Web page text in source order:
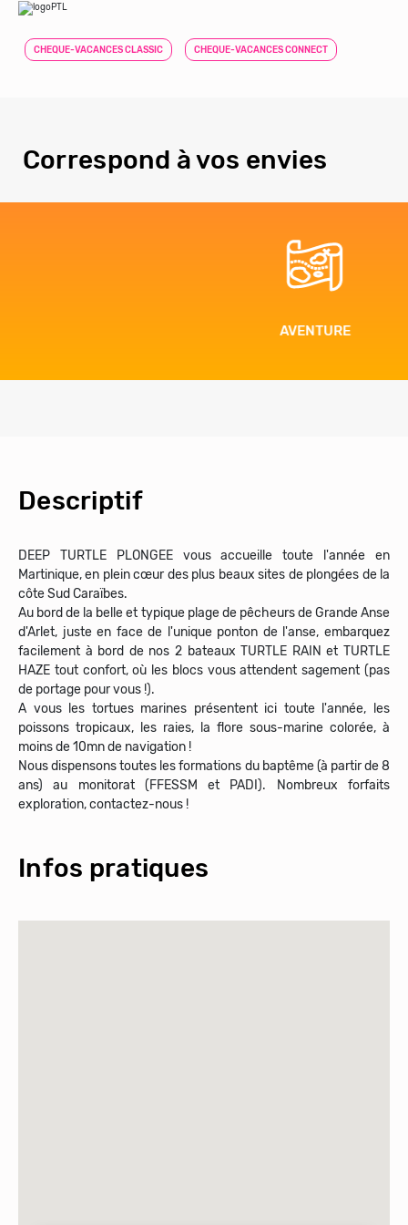
CHEQUE-VACANCES CLASSIC CHEQUE-VACANCES CONNECT
Correspond à vos envies
Descriptif
DEEP TURTLE PLONGEE vous accueille toute l'année en
Martinique, en plein cœur des plus beaux sites de plongées de la
côte Sud Caraïbes.
Au bord de la belle et typique plage de pêcheurs de Grande Anse
d'Arlet, juste en face de l'unique ponton de l'anse, embarquez
facilement à bord de nos 2 bateaux TURTLE RAIN et TURTLE
HAZE tout confort, où les blocs vous attendent sagement (pas
de portage pour vous !).
A vous les tortues marines présentent ici toute l'année, les
poissons tropicaux, les raies, la flore sous-marine colorée, à
moins de 10mn de navigation !
Nous dispensons toutes les formations du baptême (à partir de 8
ans) au monitorat (FFESSM et PADI). Nombreux forfaits
Infos pratiques